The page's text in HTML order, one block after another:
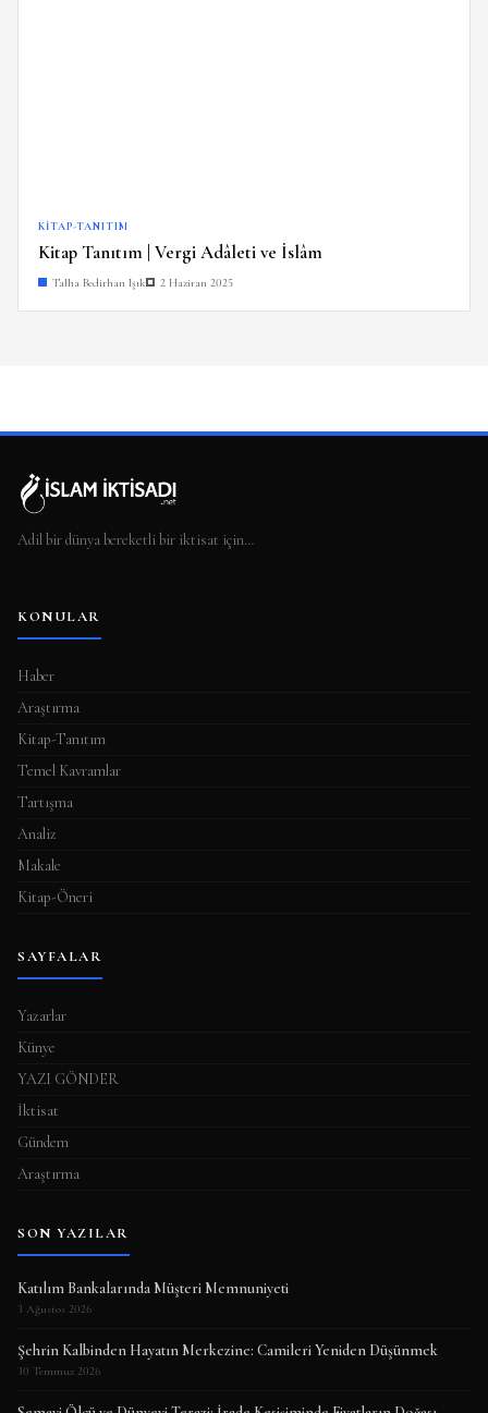
KITAP-TANITIM
Kitap Tanıtım | Vergi Adâleti ve İslâm
Talha Bedirhan Işık 2 Haziran 2025
Adil bir dünya bereketli bir iktisat için…
KONULAR
Haber
Araştırma
Kitap-Tanıtım
Temel Kavramlar
Tartışma
Analiz
Makale
Kitap-Öneri
SAYFALAR
Yazarlar
Künye
YAZI GÖNDER
İktisat
Gündem
Araştırma
SON YAZILAR
Katılım Bankalarında Müşteri Memnuniyeti
3 Ağustos 2026
Şehrin Kalbinden Hayatın Merkezine: Camileri Yeniden Düşünmek
30 Temmuz 2026